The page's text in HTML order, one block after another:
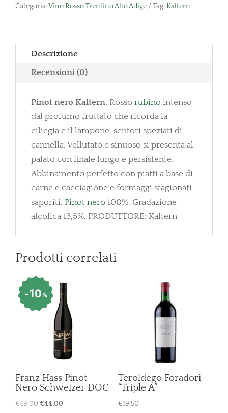
Categoria:Vino Rosso Trentino Alto Adige Tag: Kaltern
Descrizione
Recensioni (0)
Pinot nero Kaltern. Rosso rubino intenso
dal profumo fruttato che ricorda la
ciliegia e il lampone, sentori speziati di
cannella. Vellutato e sinuoso si presenta al
palato con finale lungo e persistente.
Abbinamento perfetto con piatti a base di
carne e cacciagione e formaggi stagionati
saporiti. Pinot nero 100%. Gradazione
alcolica 13,5%. PRODUTTORE: Kaltern
Prodotti correlati
10%
Franz Hass Pinot
Nero Schweizer DOC
€49,00Il
€44,00
Teroldego Foradori
“Triple A”
€19,50